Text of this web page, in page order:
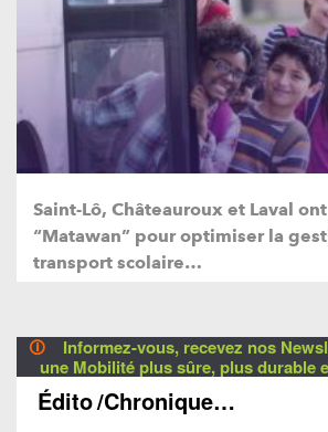
Saint-Lô, Châteauroux et Laval
“Matawan” pour optimiser la
transport scolaire…
🛈
Informez-vous, recevez nos
une Mobilité plus sûre, plus durable
Édito/Chronique…